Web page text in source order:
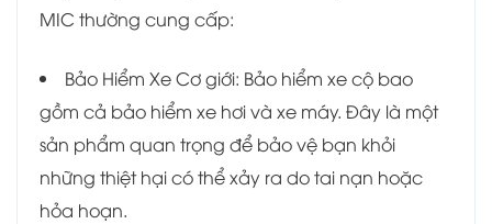
MIC thường cung cấp:
Bảo Hiểm Xe Cơ giới: Bảo hiểm xe cộ bao
gồm cả bảo hiểm xe hơi và xe máy. Đây là một
sản phẩm quan trọng để bảo vệ bạn khỏi
những thiệt hại có thể xảy ra do tai nạn hoặc
hỏa hoạn.